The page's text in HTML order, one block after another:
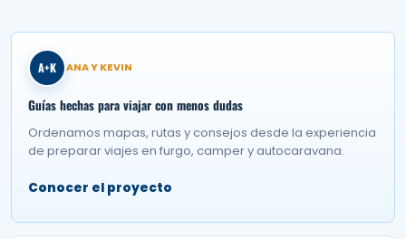
A+K ANA Y KEVIN
Guías hechas para viajar con menos dudas
Ordenamos mapas, rutas y consejos desde la experiencia
de preparar viajes en furgo, camper y autocaravana.
Conocer el proyecto